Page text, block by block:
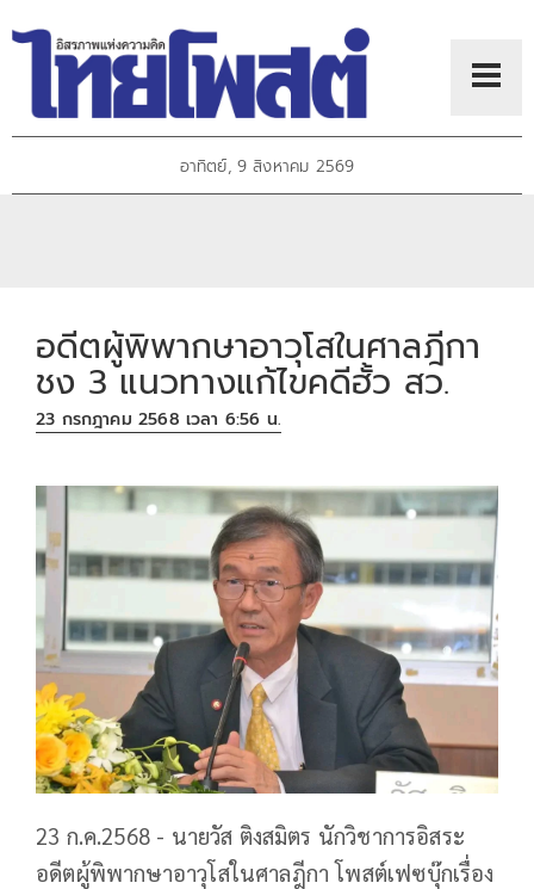
อาทิตย์, 9 สิงหาคม 2569
อดีตผู้พิพากษาอาวุโสในศาลฎีกา
ชง 3 แนวทางแก้ไขคดีฮั้ว สว.
23 กรกฎาคม 2568 เวลา 6:56 น.
23 ก.ค.2568 - นายวัส ติงสมิตร นักวิชาการอิสระ
อดีตผู้พิพากษาอาวุโสในศาลฎีกา โพสต์เฟซบุ๊กเรื่อง